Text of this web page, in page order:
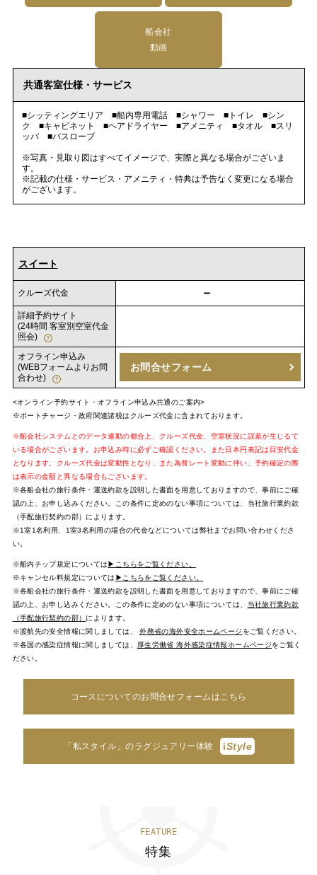
船会社
動画
共通客室仕様・サービス
■シッティングエリア ■船内専用電話 ■シャワー ■トイレ ■シン
ク ■キャビネット ■ヘアドライヤー ■アメニティ ■タオル ■スリ
ッパ ■バスローブ
※写真・見取り図はすべてイメージで、実際と異なる場合がございま
す。
※記載の仕様・サービス・アメニティ・特典は予告なく変更になる場合
がございます。
スイート
クルーズ代金 －
詳細予約サイト
(24時間 客室別空室代金
照会)
オフライン申込み
(WEBフォームよりお問
合わせ)
お問合せフォーム
<オンライン予約サイト・オフライン申込み共通のご案内>
※ポートチャージ・政府関連諸税はクルーズ代金に含まれております。
※船会社システムとのデータ連動の都合上、クルーズ代金、空室状況に誤差が生じるて
いる場合がございます。お申込み時に必ずご確認ください。また日本円表記は目安代金
となります。クルーズ代金は変動性となり、また為替レート変動に伴い、予約確定の際
は表示の金額と異なる場合もございます。
※各船会社の旅行条件・運送約款を説明した書面を用意しておりますので、事前にご確
認の上、お申し込みください。この条件に定めのない事項については、当社旅行業約款
（手配旅行契約の部）によります。
※1室1名利用、1室3名利用の場合の代金などについては弊社までお問い合わせくださ
い。
※船内チップ規定については▶こちらをご覧ください。
※キャンセル料規定については ▶こちらをご覧ください。
※各船会社の旅行条件・運送約款を説明した書面を用意しておりますので、事前にご確
認の上、お申し込みください。この条件に定めのない事項については、
当社旅行業約款
（手配旅行契約の部） によります。
※渡航先の安全情報に関しましては、外務省の海外安全ホームページ をご覧ください。
※各国の感染症情報に関しましては、
厚生労働省 海外感染症情報ホームページをご覧く
ださい。
コースについてのお問合せフォームはこちら
「私スタイル」のラグジュアリー体験 iStyle
FEATURE
特集